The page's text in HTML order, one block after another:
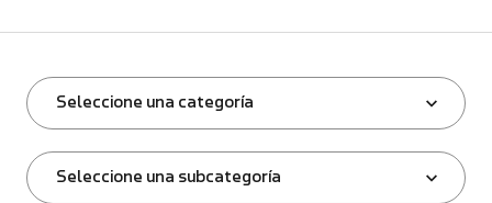
Seleccione una categoría
Seleccione una subcategoría